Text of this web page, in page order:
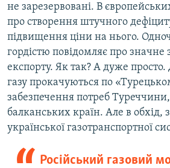
не зарезервовані. В
про створення штучного
підвищення ціни на нього.
гордістю повідомляє про значне
експорту. Як так? А дуже просто.
газу прокачуються по
забезпечення потреб Туреччини,
балканських країн. Але в обхід,
української газотранспортної
Російський газовий